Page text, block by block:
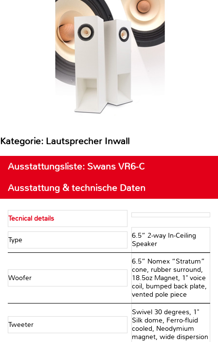
Kategorie: Lautsprecher Inwall
Ausstattungsliste: Swans VR6-C
Ausstattung & technische Daten
Tecnical details
Type
6.5” 2-way In-Ceiling
Speaker
Woofer
6.5” Nomex “Stratum”
cone, rubber surround,
18.5oz Magnet, 1" voice
coil, bumped back plate,
vented pole piece
Tweeter
Swivel 30 degrees, 1"
Silk dome, Ferro-fluid
cooled, Neodymium
magnet, wide dispersion